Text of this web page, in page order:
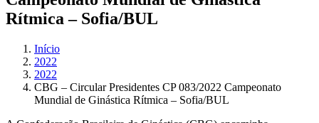
Rítmica – Sofia/BUL
Início
2022
2022
CBG – Circular Presidentes CP 083/2022 Campeonato
Mundial de Ginástica Rítmica – Sofia/BUL